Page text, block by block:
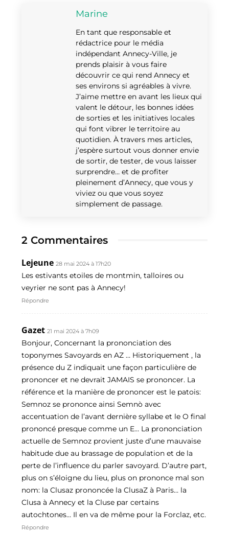
Marine
En tant que responsable et
rédactrice pour le média
indépendant Annecy-Ville, je
prends plaisir à vous faire
découvrir ce qui rend Annecy et
ses environs si agréables à vivre.
J’aime mettre en avant les lieux qui
valent le détour, les bonnes idées
de sorties et les initiatives locales
qui font vibrer le territoire au
quotidien. À travers mes articles,
j’espère surtout vous donner envie
de sortir, de tester, de vous laisser
surprendre… et de profiter
pleinement d’Annecy, que vous y
viviez ou que vous soyez
simplement de passage.
2 Commentaires
Lejeune 28 mai 2024 à 17h20
Les estivants etoiles de montmin, talloires ou
veyrier ne sont pas à Annecy!
Répondre
Gazet 21 mai 2024 à 7h09
Bonjour, Concernant la prononciation des
toponymes Savoyards en AZ … Historiquement , la
présence du Z indiquait une façon particulière de
prononcer et ne devrait JAMAIS se prononcer. La
référence et la manière de prononcer est le patois:
Semnoz se prononce ainsi Semnò avec
accentuation de l’avant dernière syllabe et le O final
prononcé presque comme un E… La prononciation
actuelle de Semnoz provient juste d’une mauvaise
habitude due au brassage de population et de la
perte de l’influence du parler savoyard. D’autre part,
plus on s’éloigne du lieu, plus on prononce mal son
nom: la Clusaz prononcée la ClusaZ à Paris… la
Clusa à Annecy et la Cluse par certains
autochtones… Il en va de même pour la Forclaz, etc.
Répondre